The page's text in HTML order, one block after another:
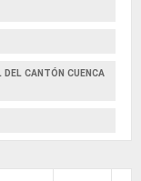
DEL CANTÓN CUENCA